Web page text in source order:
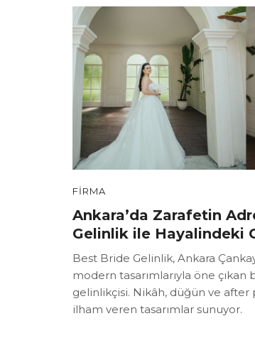
FIRMA
Ankara’da Zarafetin
Gelinlik ile Hayalindeki
Best Bride Gelinlik, Ankara
modern tasarımlarıyla öne çıkan
gelinlikçisi. Nikâh, düğün ve
ilham veren tasarımlar sunuyor.